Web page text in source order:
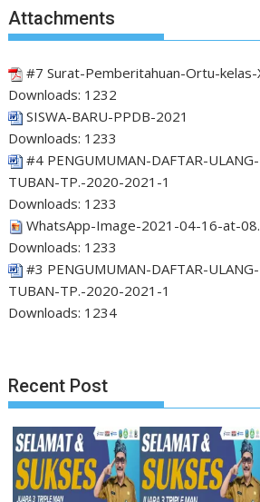
Attachments
#7 Surat-Pemberitahuan-Ortu-kelas-
Downloads: 1232
SISWA-BARU-PPDB-2021
Downloads: 1233
#4 PENGUMUMAN-DAFTAR-
TUBAN-TP.-2020-2021-1
Downloads: 1233
WhatsApp-Image-2021-04-16-at-
Downloads: 1233
#3 PENGUMUMAN-DAFTAR-
TUBAN-TP.-2020-2021-1
Downloads: 1234
Recent Post